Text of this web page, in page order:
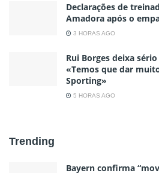
Declarações de
Amadora após o
3 HORAS AGO
Rui Borges deixa
«Temos que dar
Sporting»
5 HORAS AGO
Trending
Bayern confirma